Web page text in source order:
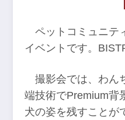
ペットコミュニテ
イベントです。
撮影会では、わん
端技術でPremium背
犬の姿を残すことが